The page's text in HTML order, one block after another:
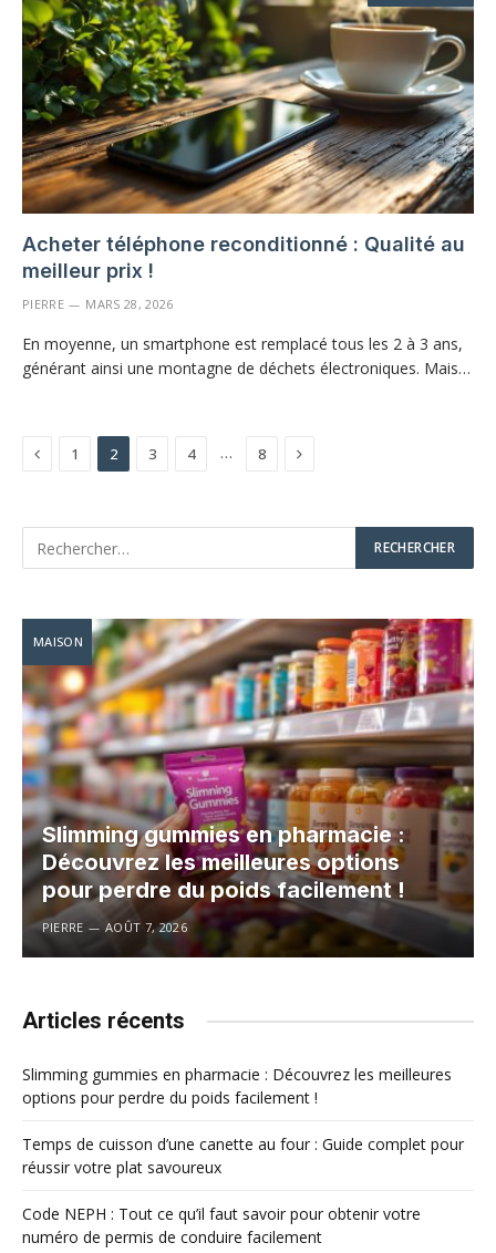
Acheter téléphone reconditionné : Qualité au
meilleur prix !
PIERRE MARS 28, 2026
En moyenne, un smartphone est remplacé tous les 2 à 3 ans,
générant ainsi une montagne de déchets électroniques. Mais…
Previous
1 2 3 4 … 8 Next
MAISON
Slimming gummies en pharmacie :
Découvrez les meilleures options
pour perdre du poids facilement !
PIERRE AOÛT 7, 2026
Articles récents
Slimming gummies en pharmacie : Découvrez les meilleures
options pour perdre du poids facilement !
Temps de cuisson d’une canette au four : Guide complet pour
réussir votre plat savoureux
Code NEPH : Tout ce qu’il faut savoir pour obtenir votre
numéro de permis de conduire facilement